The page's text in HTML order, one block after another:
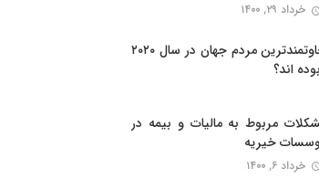
خرداد ۲۹, ۱۴۰۰
آیا می دانید سخاوتمندترین مردم جهان در سال ۲۰۲۰
اند؟
مربوط به مالیات و بیمه در
خیریه
خرداد ۶, ۱۴۰۰